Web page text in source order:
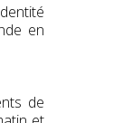
en
de